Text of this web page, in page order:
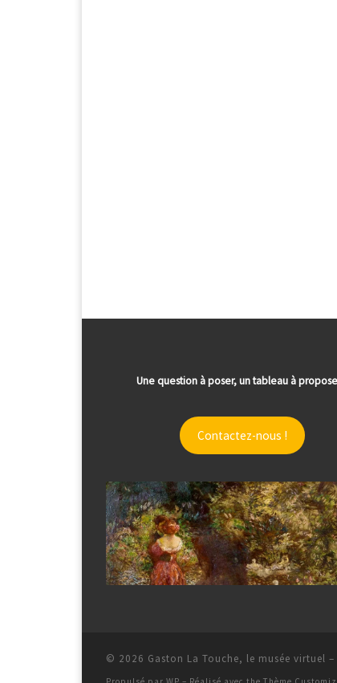
Une question à poser, un tableau à
Contactez-nous !
© 2026 Gaston La Touche, le musée virtuel